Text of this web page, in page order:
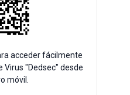
acceder fácilmente
Virus "Dedsec" desde
móvil.